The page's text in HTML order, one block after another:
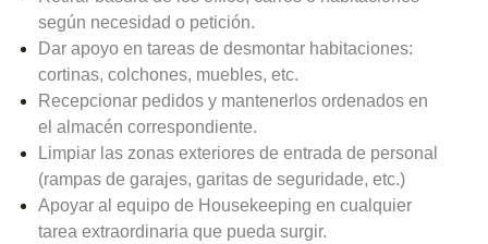
según necesidad o petición.
Dar apoyo en tareas de desmontar habitaciones:
cortinas, colchones, muebles, etc.
Recepcionar pedidos y mantenerlos ordenados en
el almacén correspondiente.
Limpiar las zonas exteriores de entrada de personal
(rampas de garajes, garitas de seguridade, etc.)
Apoyar al equipo de Housekeeping en cualquier
tarea extraordinaria que pueda surgir.